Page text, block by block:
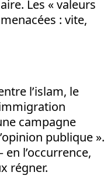
Les « valeurs
: vite,
l’islam, le
campagne
publique ».
l’occurrence,
régner.